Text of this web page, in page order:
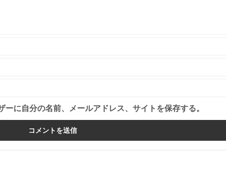
に自分の名前、メールアドレス、サイトを保存する。